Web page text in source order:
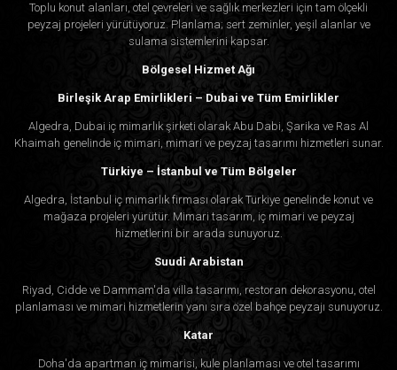
Toplu konut alanları, otel çevreleri ve sağlık merkezleri için tam ölçekli
peyzaj projeleri yürütüyoruz. Planlama; sert zeminler, yeşil alanlar ve
sulama sistemlerini kapsar.
Bölgesel Hizmet Ağı
Birleşik Arap Emirlikleri – Dubai ve Tüm Emirlikler
Algedra, Dubai iç mimarlık şirketi olarak Abu Dabi, Şarika ve Ras Al
Khaimah genelinde iç mimari, mimari ve peyzaj tasarımı hizmetleri sunar.
Türkiye – İstanbul ve Tüm Bölgeler
Algedra, İstanbul iç mimarlık firması olarak Türkiye genelinde konut ve
mağaza projeleri yürütür. Mimari tasarım, iç mimari ve peyzaj
hizmetlerini bir arada sunuyoruz.
Suudi Arabistan
Riyad, Cidde ve Dammam'da villa tasarımı, restoran dekorasyonu, otel
planlaması ve mimari hizmetlerin yanı sıra özel bahçe peyzajı sunuyoruz.
Katar
Doha'da apartman iç mimarisi, kule planlaması ve otel tasarımı